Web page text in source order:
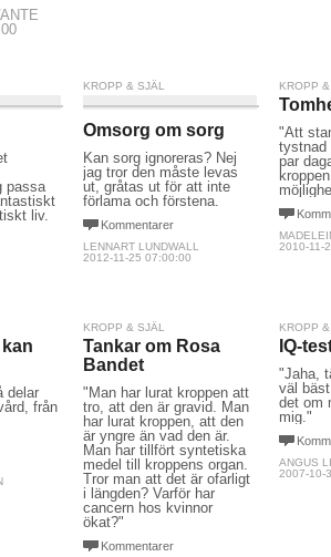
passa
liv.
KROPP & SJÄL
Omsorg om sorg
Kan sorg ignoreras? Nej
jag tror den måste levas
ut, gråtas ut för att inte
förlama och förstena.
Kommentarer
LENNART LUNDWALL
2012-11-25 07:00:00
KROPP
"Att
tystnad
par
2010-11-
delar
från
KROPP & SJÄL
Tankar om Rosa
Bandet
"Man har lurat kroppen att
tro, att den är gravid. Man
har lurat kroppen, att den
är yngre än vad den är.
Man har tillfört syntetiska
medel till kroppens organ.
Tror man att det är ofarligt
i längden? Varför har
cancern hos kvinnor
ökat?"
Kommentarer
KROPP
IQ-
"Jaha,
väl
det om
mig."
ANGUS
2007-10-